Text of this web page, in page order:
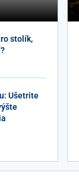
stolík,
Ušetrite